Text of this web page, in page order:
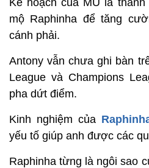
Kế hoạch của MU là
mộ Raphinha để tăng
cánh phải.
Antony vẫn chưa ghi bàn
League và Champions
pha dứt điểm.
Kinh nghiệm của
yếu tố giúp anh được các
Raphinha từng là ngôi sao